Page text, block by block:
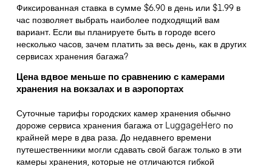
Фиксированная ставка в сумме $6.90 в день или $1.99 в
час позволяет выбрать наиболее подходящий вам
вариант. Если вы планируете быть в городе всего
несколько часов, зачем платить за весь день, как в других
сервисах хранения багажа?
Цена вдвое меньше по сравнению с камерами
хранения на вокзалах и в аэропортах
Суточные тарифы городских камер хранения обычно
дороже сервиса хранения багажа от LuggageHero по
крайней мере в два раза. До недавнего времени
путешественники могли сдавать свой багаж только в эти
камеры хранения, которые не отличаются гибкой